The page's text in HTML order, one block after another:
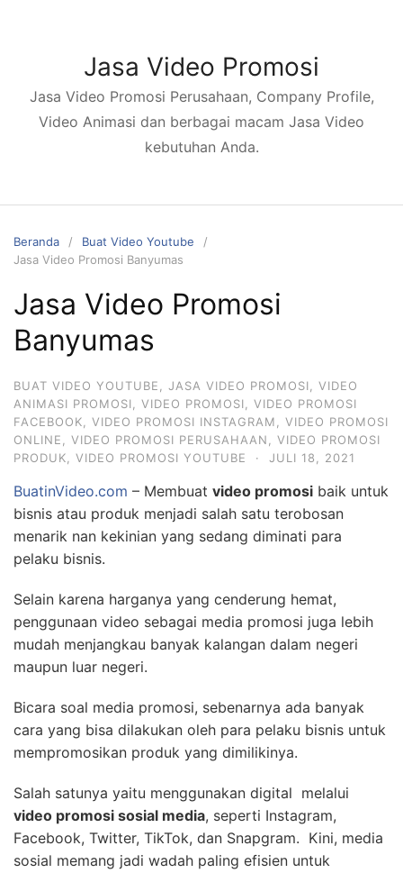
Jasa Video Promosi
Jasa Video Promosi Perusahaan, Company Profile,
Video Animasi dan berbagai macam Jasa Video
kebutuhan Anda.
Beranda
Buat Video Youtube
Jasa Video Promosi Banyumas
Jasa Video Promosi
Banyumas
BUAT VIDEO YOUTUBE JASA VIDEO PROMOSI
VIDEO
ANIMASI PROMOSI
VIDEO PROMOSI
VIDEO PROMOSI
FACEBOOK
VIDEO PROMOSI INSTAGRAM
VIDEO PROMOSI
ONLINE
VIDEO PROMOSI PERUSAHAAN
VIDEO PROMOSI
PRODUK
VIDEO PROMOSI YOUTUBE · JULI 18, 2021
BuatinVideo.com – Membuat video promosi baik untuk
bisnis atau produk menjadi salah satu terobosan
menarik nan kekinian yang sedang diminati para
pelaku bisnis.
Selain karena harganya yang cenderung hemat,
penggunaan video sebagai media promosi juga lebih
mudah menjangkau banyak kalangan dalam negeri
maupun luar negeri.
Bicara soal media promosi, sebenarnya ada banyak
cara yang bisa dilakukan oleh para pelaku bisnis untuk
mempromosikan produk yang dimilikinya.
Salah satunya yaitu menggunakan digital melalui
video promosi sosial media, seperti Instagram,
Facebook, Twitter, TikTok, dan Snapgram. Kini, media
sosial memang jadi wadah paling efisien untuk